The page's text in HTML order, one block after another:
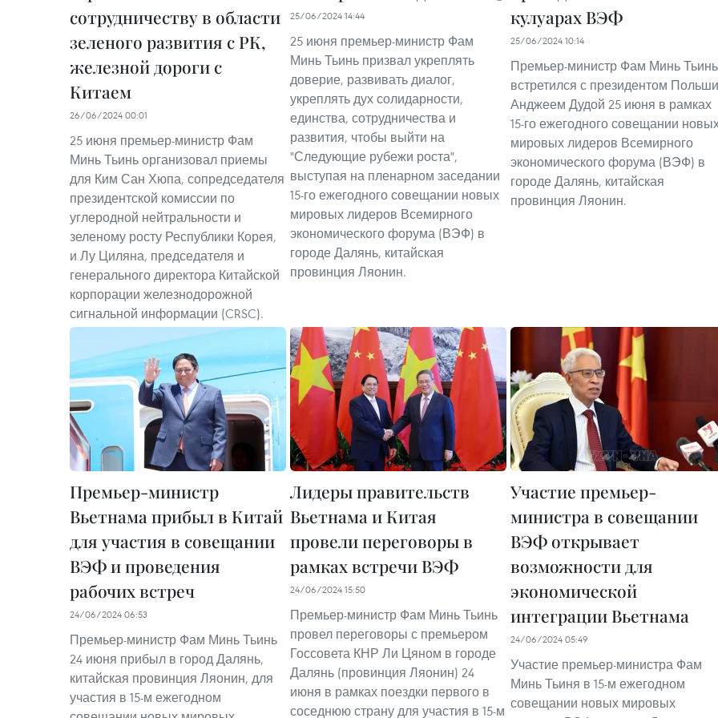
сотрудничеству в области
зеленого развития с РК,
железной дороги с
Китаем
26/06/2024 00:01
25 июня премьер-министр Фам
Минь Тьинь организовал приемы
для Ким Сан Хюпа, сопредседателя
президентской комиссии по
углеродной нейтральности и
зеленому росту Республики Корея,
и Лу Циляна, председателя и
генерального директора Китайской
корпорации железнодорожной
сигнальной информации (CRSC).
25/06/2024 14:44
25 июня премьер-министр Фам
Минь Тьинь призвал укреплять
доверие, развивать диалог,
укреплять дух солидарности,
единства, сотрудничества и
развития, чтобы выйти на
"Следующие рубежи роста",
выступая на пленарном заседании
15-го ежегодного совещании новых
мировых лидеров Всемирного
экономического форума (ВЭФ) в
городе Далянь, китайская
провинция Ляонин.
кулуарах ВЭФ
25/06/2024 10:14
Премьер-министр Фам Минь Тьинь
встретился с президентом Польши
Анджеем Дудой 25 июня в рамках
15-го ежегодного совещании
мировых лидеров Всемирного
экономического форума (ВЭФ) в
городе Далянь, китайская
провинция Ляонин.
Премьер-министр
Вьетнама прибыл в Китай
для участия в совещании
ВЭФ и проведения
рабочих встреч
24/06/2024 06:53
Премьер-министр Фам Минь Тьинь
24 июня прибыл в город Далянь,
китайская провинция Ляонин, для
участия в 15-м ежегодном
Лидеры правительств
Вьетнама и Китая
провели переговоры в
рамках встречи ВЭФ
24/06/2024 15:50
Премьер-министр Фам Минь Тьинь
провел переговоры с премьером
Госсовета КНР Ли Цяном в городе
Далянь (провинция Ляонин) 24
июня в рамках поездки первого в
соседнюю страну для участия в 15-м
Участие премьер-
министра в совещании
ВЭФ открывает
возможности для
экономической
интеграции Вьетнама
24/06/2024 05:49
Участие премьер-министра Фам
Минь Тьиня в 15-м ежегодном
совещании новых мировых